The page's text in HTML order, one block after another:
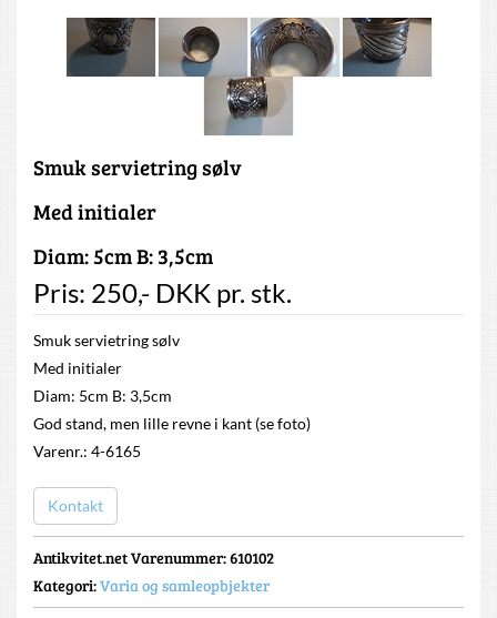
Smuk servietring sølv
Med initialer
Diam: 5cm B: 3,5cm
Pris: 250,- DKK pr. stk.
Smuk servietring sølv
Med initialer
Diam: 5cm B: 3,5cm
God stand, men lille revne i kant (se foto)
Varenr.: 4-6165
Kontakt
Antikvitet.net Varenummer: 610102
Kategori:Varia og samleopbjekter